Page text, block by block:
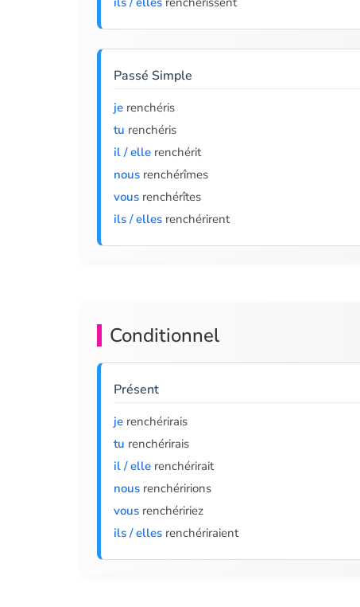
Passé Simple
je renchéris
tu renchéris
il / elle renchérit
nous renchérîmes
vous renchérîtes
ils / elles renchérirent
Conditionnel
Présent
je renchérirais
tu renchérirais
il / elle renchérirait
nous renchéririons
vous renchéririez
ils / elles renchériraient